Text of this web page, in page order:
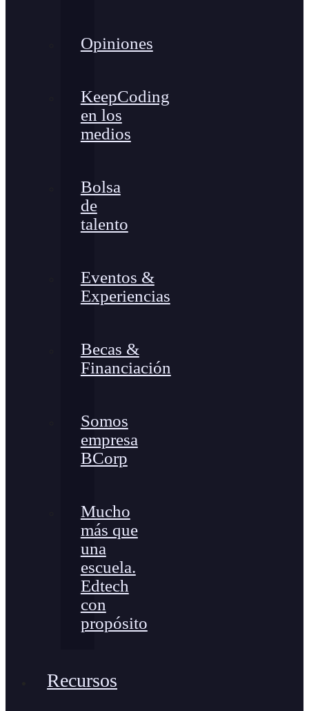
Opiniones
KeepCoding
en los
medios
Bolsa
de
talento
Eventos &
Experiencias
Becas &
Financiación
Somos
empresa
BCorp
Mucho
más que
una
escuela.
Edtech
con
propósito
Recursos